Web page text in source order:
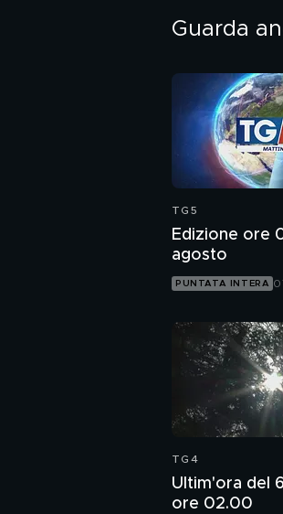
Guarda
TG5
Edizione ore
agosto
PUNTATA INTERA
TG4
Ultim'ora del
ore 02.00